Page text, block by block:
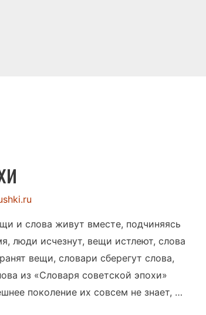
и слова живут вместе, подчиняясь
люди исчезнут, вещи истлеют, слова
вещи, словари сберегут слова,
из «Словаря советской эпохи»
поколение их совсем не знает, …